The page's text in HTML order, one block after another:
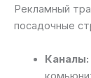
Рекламный
посадочные
Каналы: